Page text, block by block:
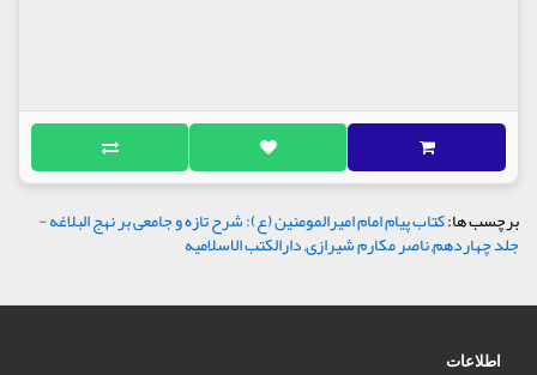
برچسب ها:کتاب پیام امام امیرالمومنین (ع): شرح تازه و جامعی بر نهج البلاغه -
جلد چهاردهم,ناصر مکارم شیرازی,دارالکتب الاسلامیه
اطلاعات